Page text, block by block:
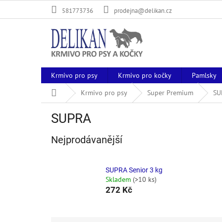
581773736 prodejna@delikan.cz
Krmivo pro psy Krmivo pro kočky Pamlsky
Domů
Krmivo pro psy Super Premium
SUPRA
Nejprodávanější
SUPRA Senior 3 kg
Skladem (>10 ks)
272 Kč